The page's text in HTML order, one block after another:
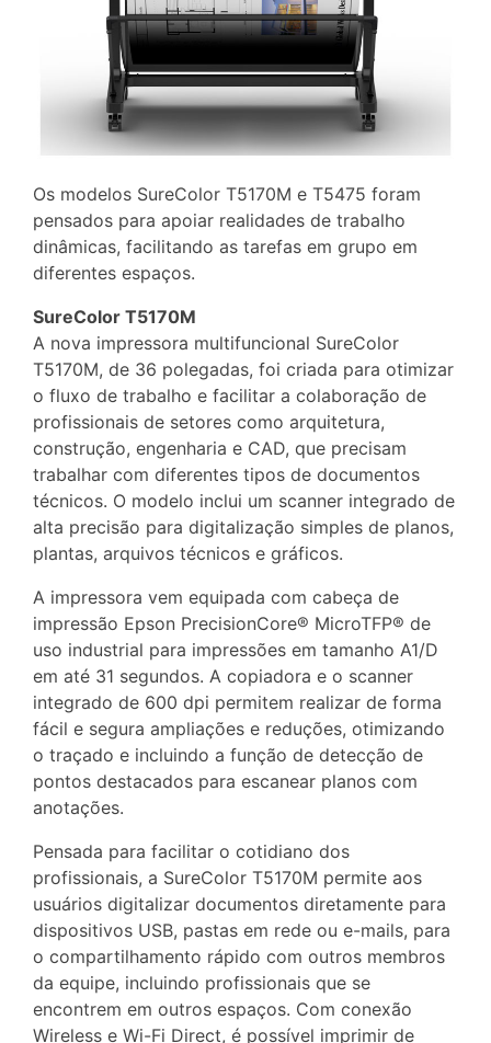
Os modelos SureColor T5170M e T5475 foram
pensados para apoiar realidades de trabalho
dinâmicas, facilitando as tarefas em grupo em
diferentes espaços.
SureColor T5170M
A nova impressora multifuncional SureColor
T5170M, de 36 polegadas, foi criada para otimizar
o fluxo de trabalho e facilitar a colaboração de
profissionais de setores como arquitetura,
construção, engenharia e CAD, que precisam
trabalhar com diferentes tipos de documentos
técnicos. O modelo inclui um scanner integrado de
alta precisão para digitalização simples de planos,
plantas, arquivos técnicos e gráficos.
A impressora vem equipada com cabeça de
impressão Epson PrecisionCore® MicroTFP® de
uso industrial para impressões em tamanho A1/D
em até 31 segundos. A copiadora e o scanner
integrado de 600 dpi permitem realizar de forma
fácil e segura ampliações e reduções, otimizando
o traçado e incluindo a função de detecção de
pontos destacados para escanear planos com
anotações.
Pensada para facilitar o cotidiano dos
profissionais, a SureColor T5170M permite aos
usuários digitalizar documentos diretamente para
dispositivos USB, pastas em rede ou e-mails, para
o compartilhamento rápido com outros membros
da equipe, incluindo profissionais que se
encontrem em outros espaços. Com conexão
Wireless e Wi-Fi Direct, é possível imprimir de